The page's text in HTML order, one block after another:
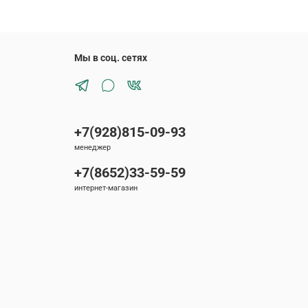
Мы в соц. сетях
+7(928)815-09-93
менеджер
+7(8652)33-59-59
интернет-магазин